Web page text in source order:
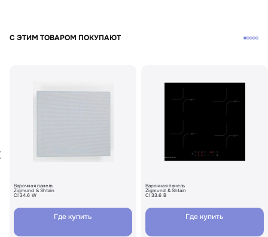
С ЭТИМ ТОВАРОМ ПОКУПАЮТ
Варочная панель
Zigmund & Shtain
CI 34.6 W
Где купить
Варочная панель
Zigmund & Shtain
CI 33.6 B
Где купить